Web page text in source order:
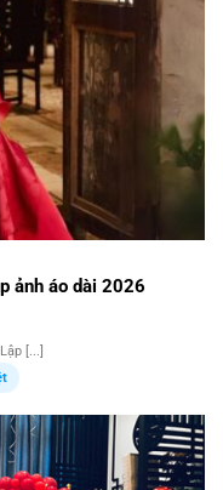
ảnh áo dài 2026
[...]